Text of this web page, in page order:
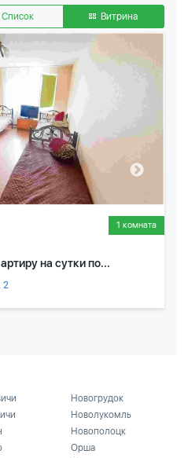
Список Витрина
1 комната
на сутки по...
2
Новогрудок
Новолукомль
Новополоцк
Орша